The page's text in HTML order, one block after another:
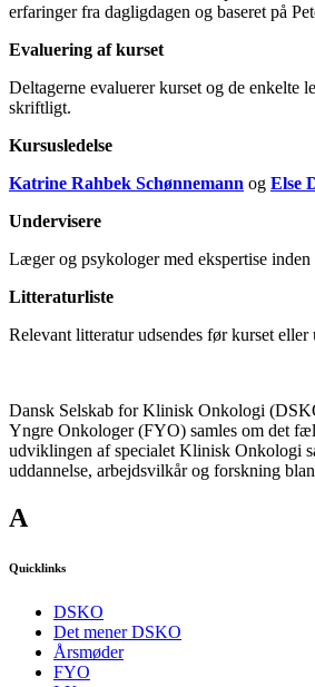
erfaringer fra dagligdagen og baseret på
Evaluering af kurset
Deltagerne evaluerer kurset og de enkelte
skriftligt.
Kursusledelse
Katrine Rahbek Schønnemann og Else
Undervisere
Læger og psykologer med ekspertise inden
Litteraturliste
Relevant litteratur udsendes før kurset eller
Dansk Selskab for Klinisk Onkologi
Yngre Onkologer (FYO) samles om det
udviklingen af specialet Klinisk Onkologi
uddannelse, arbejdsvilkår og forskning
A
Quicklinks
DSKO
Det mener DSKO
Årsmøder
FYO